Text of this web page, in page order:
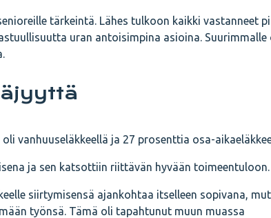
tärkeintä. Lähes tulkoon kaikki vastanneet
uran antoisimpina asioina. Suurimmalle
vanhuuseläkkeellä ja 27 prosenttia osa-
ja sen katsottiin riittävän hyvään toimeentuloon.
siirtymisensä ajankohtaa itselleen sopivana,
työnsä. Tämä oli tapahtunut muun muassa